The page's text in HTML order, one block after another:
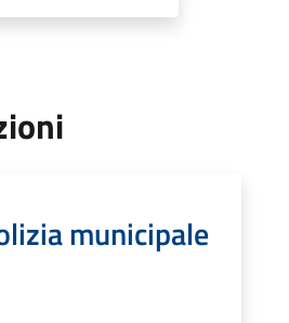
municipale